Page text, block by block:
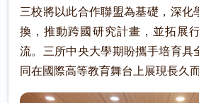
三校將以此合作聯盟為基礎，深化
換，推動跨國研究計畫，並拓展
流。三所中央大學期盼攜手培育具
同在國際高等教育舞台上展現長久